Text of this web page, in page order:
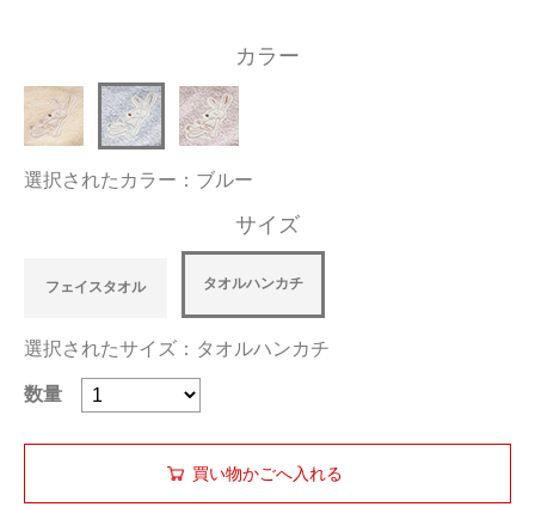
大量購入・法人向けの購入の方は
お問い合わせ
カラー
選択されたカラー：ブルー
サイズ
フェイスタオル タオルハンカチ
選択されたサイズ：タオルハンカチ
数量